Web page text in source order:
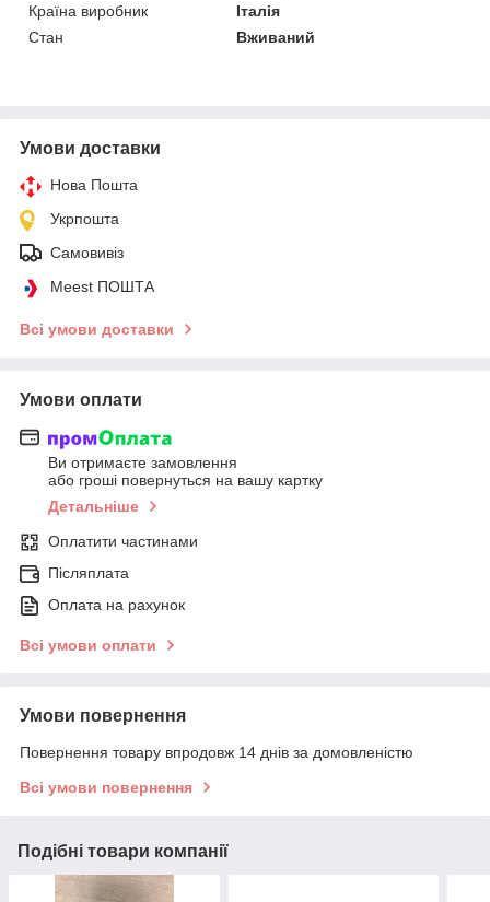
Країна виробник
Італія
Стан
Вживаний
Умови доставки
Нова Пошта
Укрпошта
Самовивіз
Meest ПОШТА
Всі умови доставки
Умови оплати
Ви отримаєте замовлення
або гроші повернуться на вашу картку
Детальніше
Оплатити частинами
Післяплата
Оплата на рахунок
Всі умови оплати
Умови повернення
Повернення товару впродовж 14 днів за домовленістю
Всі умови повернення
Подібні товари компанії